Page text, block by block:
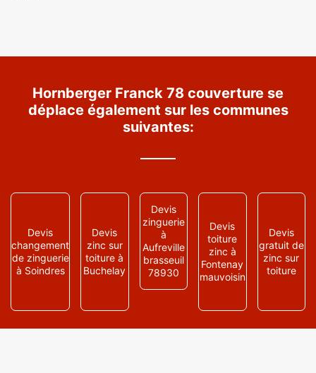
Hornberger Franck 78 couverture se
déplace également sur les communes
suivantes:
Devis
changement
de zinguerie
à Soindres
Devis
zinc sur
toiture à
Buchelay
Devis
zinguerie
à
Aufreville
brasseuil
78930
Devis
toiture
zinc à
Fontenay
mauvoisin
Devis
gratuit de
zinc sur
toiture